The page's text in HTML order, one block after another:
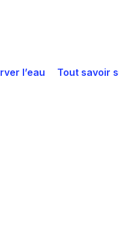
l’eau Tout savoir